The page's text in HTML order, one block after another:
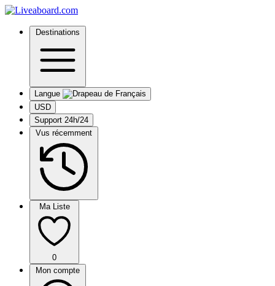
Destinations
Langue
USD
Support 24h/24
Vus récemment
Ma Liste
0
Mon compte